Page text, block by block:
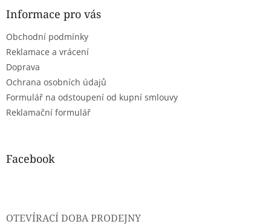
Informace pro vás
Obchodní podmínky
Reklamace a vrácení
Doprava
Ochrana osobních údajů
Formulář na odstoupení od kupní smlouvy
Reklamační formulář
Facebook
OTEVÍRACÍ DOBA PRODEJNY